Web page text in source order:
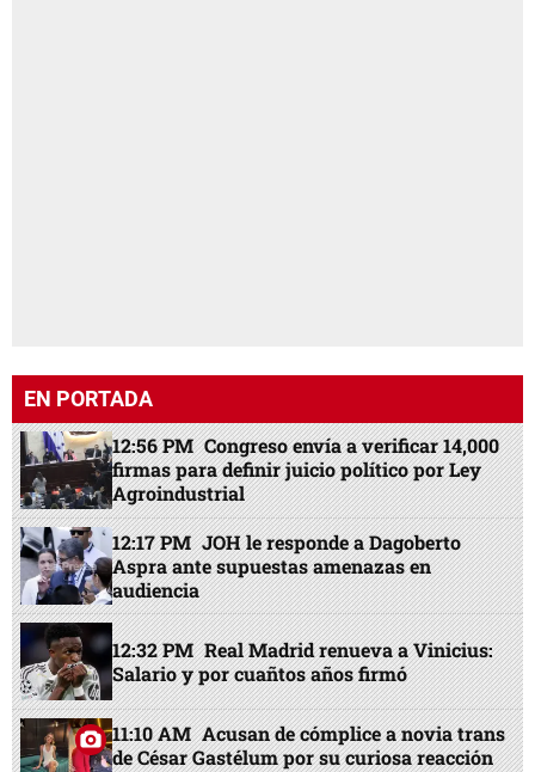
EN PORTADA
12:56 PM Congreso envía a verificar 14,000
firmas para definir juicio político por Ley
Agroindustrial
12:17 PM JOH le responde a Dagoberto
Aspra ante supuestas amenazas en
audiencia
12:32 PM Real Madrid renueva a Vinicius:
Salario y por cuañtos años firmó
11:10 AM Acusan de cómplice a novia trans
de César Gastélum por su curiosa reacción